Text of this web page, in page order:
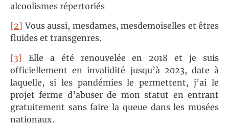
alcoolismes répertoriés
[2] Vous aussi, mesdames, mesdemoiselles et êtres
fluides et transgenres.
[3] Elle a été renouvelée en 2018 et je suis
officiellement en invalidité jusqu’à 2023, date à
laquelle, si les pandémies le permettent, j’ai le
projet ferme d’abuser de mon statut en entrant
gratuitement sans faire la queue dans les musées
nationaux.